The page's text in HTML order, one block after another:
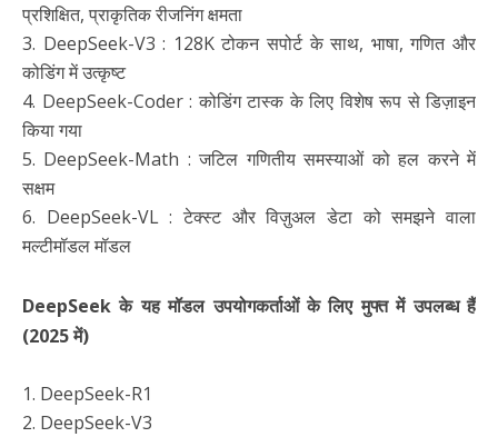
प्रशिक्षित, प्राकृतिक रीजनिंग क्षमता
3. DeepSeek-V3 : 128K टोकन सपोर्ट के साथ, भाषा, गणित और
कोडिंग में उत्कृष्ट
4. DeepSeek-Coder : कोडिंग टास्क के लिए विशेष रूप से डिज़ाइन
किया गया
5. DeepSeek-Math : जटिल गणितीय समस्याओं को हल करने में
सक्षम
6. DeepSeek-VL : टेक्स्ट और विज़ुअल डेटा को समझने वाला
मल्टीमॉडल मॉडल
DeepSeek के यह मॉडल उपयोगकर्ताओं के लिए मुफ्त में उपलब्ध हैं
(2025 में)
1. DeepSeek-R1
2. DeepSeek-V3